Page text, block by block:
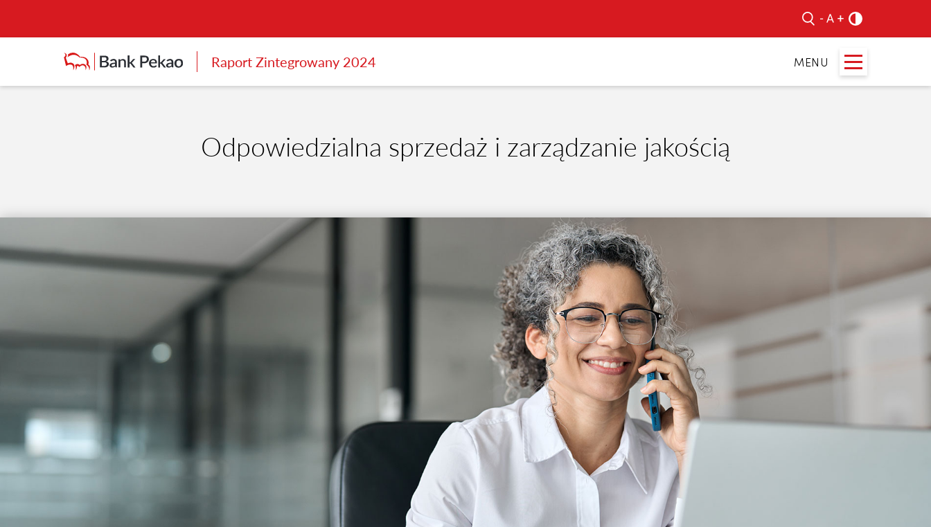
Raport Zintegrowany 2024
Odpowiedzialna sprzedaż i zarządzanie jakością